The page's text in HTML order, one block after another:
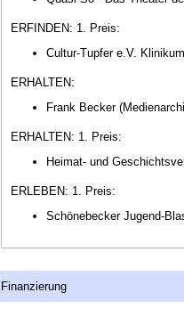
ERFINDEN: 1. Preis:
Cultur-Tupfer e.V.
ERHALTEN:
Frank Becker
ERHALTEN: 1. Preis:
Heimat- und
ERLEBEN: 1. Preis:
Schönebecker Jugend-
Finanzierung